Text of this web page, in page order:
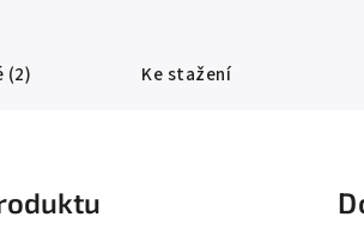
přesahem chránícím hrany skříňky)
pro každodenní
Bezpečnostní přepadový
(2) Ke stažení